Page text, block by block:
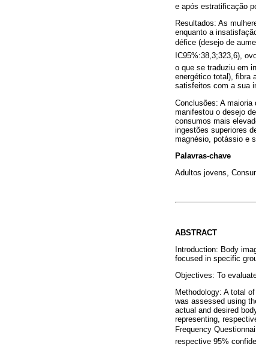
e após estratificação
Resultados: As
enquanto a
défice (desejo de
IC95%:38,3;323,6),
o que se traduziu em
energético total), fibra
satisfeitos com a sua
Conclusões: A
manifestou o desejo
consumos mais
ingestões superiores
magnésio, potássio e
Palavras-chave
Adultos jovens,
ABSTRACT
Introduction: Body
focused in specific
Objectives: To
Methodology: A total
was assessed using
actual and desired
representing,
Frequency
respective 95%